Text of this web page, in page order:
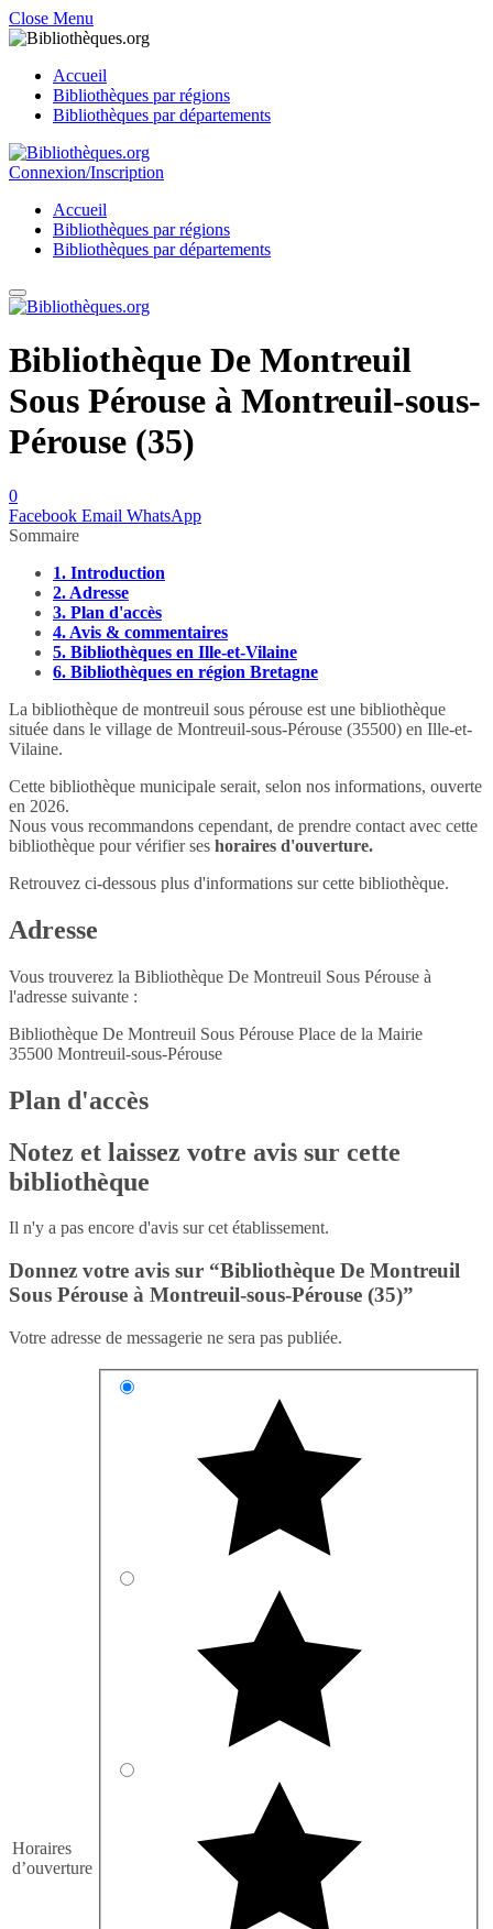
Close Menu
Accueil
Bibliothèques par régions
Bibliothèques par départements
Connexion/Inscription
Accueil
Bibliothèques par régions
Bibliothèques par départements
Bibliothèque De Montreuil
Sous Pérouse à Montreuil-sous-
Pérouse (35)
0
Facebook Email WhatsApp
Sommaire
1. Introduction
2. Adresse
3. Plan d'accès
4. Avis & commentaires
5. Bibliothèques en Ille-et-Vilaine
6. Bibliothèques en région Bretagne
La bibliothèque de montreuil sous pérouse est une bibliothèque
située dans le village de Montreuil-sous-Pérouse (35500) en Ille-et-
Vilaine.
Cette bibliothèque municipale serait, selon nos informations, ouverte
en 2026.
Nous vous recommandons cependant, de prendre contact avec cette
bibliothèque pour vérifier ses horaires d'ouverture.
Retrouvez ci-dessous plus d'informations sur cette bibliothèque.
Adresse
Vous trouverez la Bibliothèque De Montreuil Sous Pérouse à
l'adresse suivante :
Bibliothèque De Montreuil Sous Pérouse Place de la Mairie
35500 Montreuil-sous-Pérouse
Plan d'accès
Notez et laissez votre avis sur cette
bibliothèque
Il n'y a pas encore d'avis sur cet établissement.
Donnez votre avis sur “Bibliothèque De Montreuil
Sous Pérouse à Montreuil-sous-Pérouse (35)”
Votre adresse de messagerie ne sera pas publiée.
Horaires
d’ouverture